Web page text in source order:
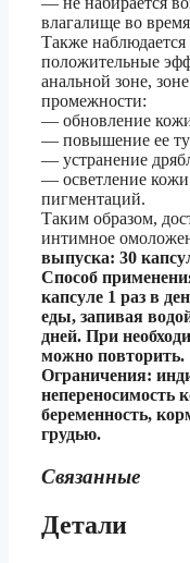
влагалище во
Также наблюдается
положительные
анальной зоне,
промежности:
— обновление
— повышение ее
— устранение
— осветление кожи
пигментаций.
Таким образом,
интимное
выпуска: 30
Способ
капсуле 1 раз в
еды, запивая
дней. При
можно повторить.
Ограничения:
непереносимость
беременность,
грудью.
Связанные
Детали